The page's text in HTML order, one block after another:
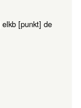
elkb [punkt] de